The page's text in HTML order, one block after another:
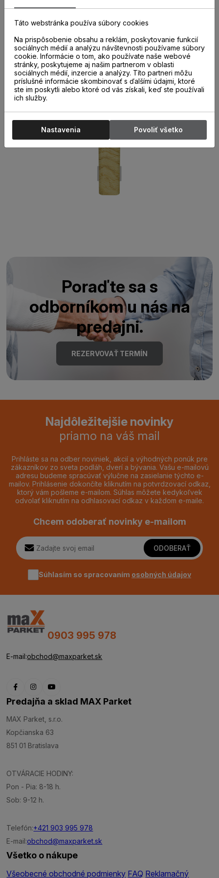
správne a kvalitne nainštalovaných parketových líšt. Ich
použitie nielen urýchľuje montáž líšt, ale aj chráni miesta
Poraďte sa s
odborníkom u nás na
predajni.
REZERVOVAŤ TERMÍN
Najdôležitejšie novinky
priamo na váš mail
Prihláste sa na odber noviniek, akcií a výhodných ponúk pre
zákazníkov zo sveta podláh, dverí a bývania. Vašu e-mailovú
adresu budeme spracúvať výlučne na zasielanie týchto e-
mailov. Prihlásenie dokončíte kliknutím na potvrdzovací odkaz,
ktorý vám pošleme e-mailom. Súhlas môžete kedykoľvek
odvolať kliknutím na odhlasovací odkaz v každom e-maile.
Chcem odoberať novinky e-mailom
ODOBERAŤ
Súhlasím so spracovaním osobných údajov
0903 995 978
E-mail:obchod@maxparket.sk
Predajňa a sklad MAX Parket
MAX Parket, s.r.o.
Kopčianska 63
851 01 Bratislava
OTVÁRACIE HODINY:
Pon - Pia: 8-18 h.
Sob: 9-12 h.
Telefón:+421 903 995 978
E-mail:obchod@maxparket.sk
Všetko o nákupe
Všeobecné obchodné podmienky FAQ Reklamačný
Táto webstránka používa súbory cookies
Na prispôsobenie obsahu a reklám, poskytovanie funkcií
sociálnych médií a analýzu návštevnosti používame súbory
cookie. Informácie o tom, ako používate naše webové
stránky, poskytujeme aj našim partnerom v oblasti
sociálnych médií, inzercie a analýzy. Títo partneri môžu
príslušné informácie skombinovať s ďalšími údajmi, ktoré
ste im poskytli alebo ktoré od vás získali, keď ste používali
ich služby.
Nastavenia Povoliť všetko